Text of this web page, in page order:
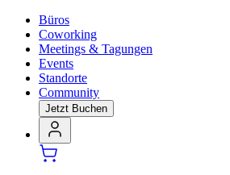
Büros
Coworking
Meetings & Tagungen
Events
Standorte
Community
Jetzt Buchen